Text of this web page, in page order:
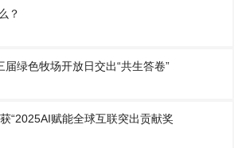
？
届绿色牧场开放日交出“共生答卷”
“2025AI赋能全球互联突出贡献奖